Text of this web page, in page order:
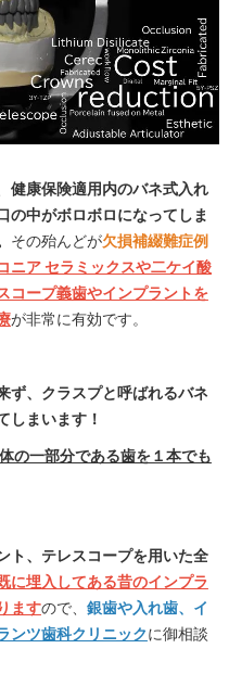
健康保険適用内のバネ式入れ
の中がボロボロになってしま
その殆んどが欠損補綴難症例
ニア セラミックスや二ケイ酸
コープ義歯やインプラントを
が非常に有効です。
ず、クラスプと呼ばれるバネ
しまいます！
の一部分である歯を１本でも
ト、テレスコープを用いた全
に埋入してある昔のインプラ
ますので、 銀歯や入れ歯、イ
ンツ歯科クリニックに御相談